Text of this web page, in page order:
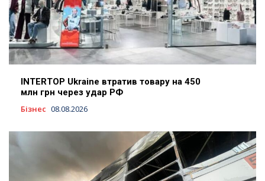
INTERTOP Ukraine втратив товару на 450
млн грн через удар РФ
Бізнес 08.08.2026